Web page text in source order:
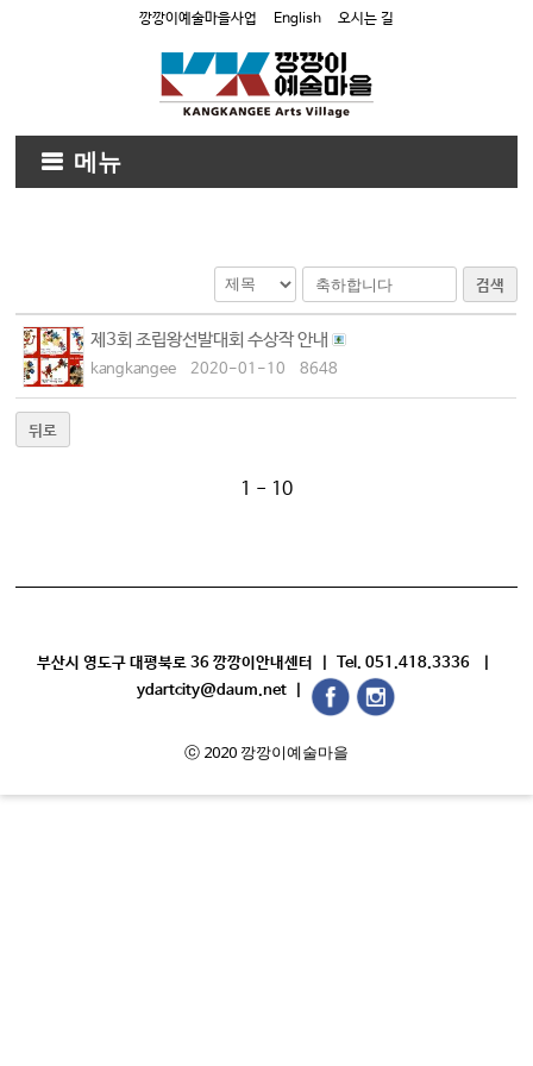
깡깡이예술마을사업 English 오시는 길
메뉴
검색
제3회 조립왕선발대회 수상작 안내
kangkangee 2020-01-10 8648
뒤로
1 - 10
부산시 영도구 대평북로 36 깡깡이안내센터 | Tel. 051.418.3336 |
ydartcity@daum.net |
ⓒ 2020 깡깡이예술마을